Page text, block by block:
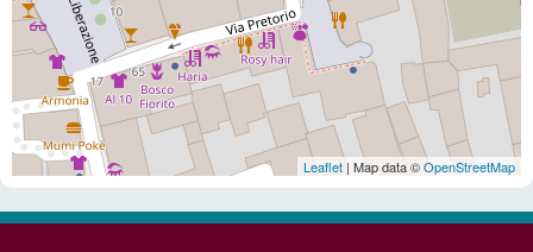
Leaflet | Map data ©OpenStreetMap